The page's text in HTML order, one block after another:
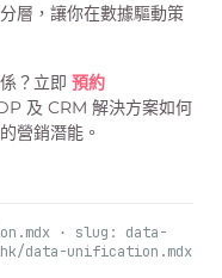
層，讓你在數據驅動策
？立即 預約
及 CRM 解決方案如何
營銷潛能。
· slug: data-
data-unification.mdx